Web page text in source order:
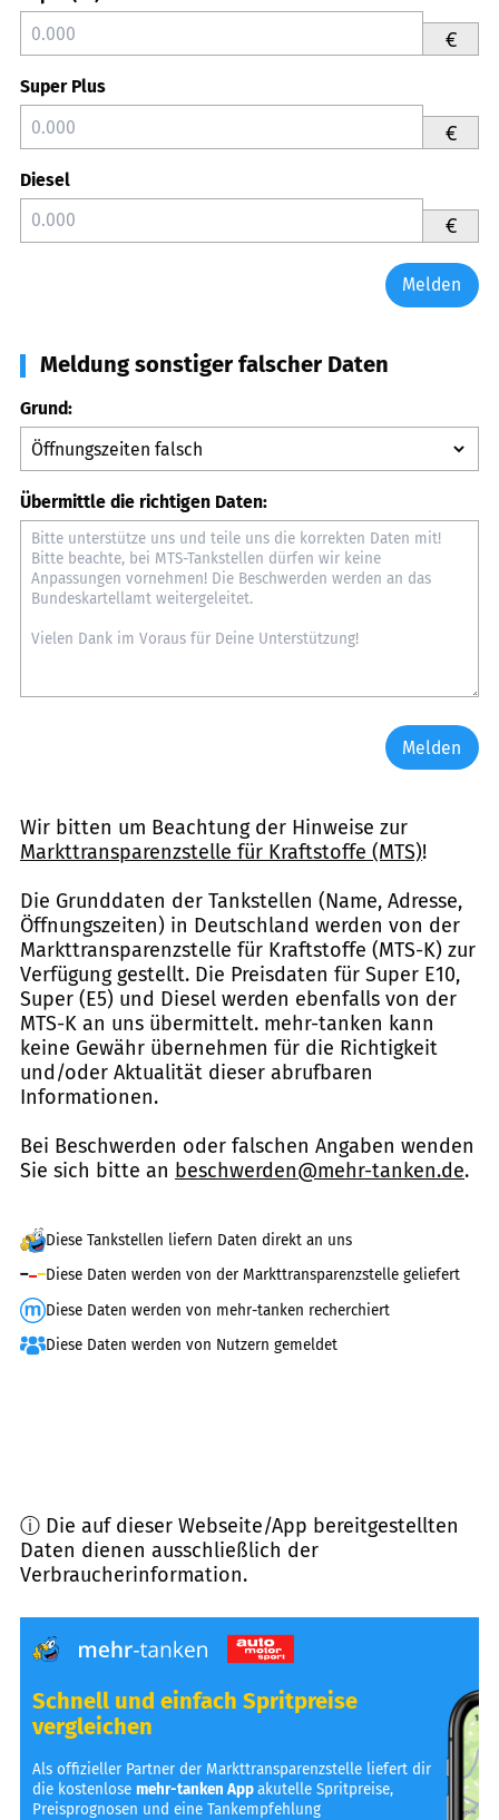
€
Super Plus
€
Diesel
€
Melden
Meldung sonstiger falscher Daten
Grund:
Übermittle die richtigen Daten:
Melden
Wir bitten um Beachtung der Hinweise zur
Markttransparenzstelle für Kraftstoffe (MTS)!
Die Grunddaten der Tankstellen (Name, Adresse,
Öffnungszeiten) in Deutschland werden von der
Markttransparenzstelle für Kraftstoffe (MTS-K) zur
Verfügung gestellt. Die Preisdaten für Super E10,
Super (E5) und Diesel werden ebenfalls von der
MTS-K an uns übermittelt. mehr-tanken kann
keine Gewähr übernehmen für die Richtigkeit
und/oder Aktualität dieser abrufbaren
Informationen.
Bei Beschwerden oder falschen Angaben wenden
Sie sich bitte an beschwerden@mehr-tanken.de.
Diese Tankstellen liefern Daten direkt an uns
Diese Daten werden von der Markttransparenzstelle geliefert
Diese Daten werden von mehr-tanken recherchiert
Diese Daten werden von Nutzern gemeldet
ⓘ Die auf dieser Webseite/App bereitgestellten
Daten dienen ausschließlich der
Verbraucherinformation.
Schnell und einfach Spritpreise
vergleichen
Als offizieller Partner der Markttransparenzstelle liefert dir
die kostenlosemehr-tanken Appakutelle Spritpreise,
Preisprognosen und eine Tankempfehlung